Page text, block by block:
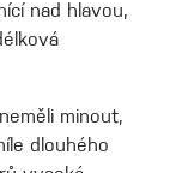
nad hlavou,
minout,
dlouhého